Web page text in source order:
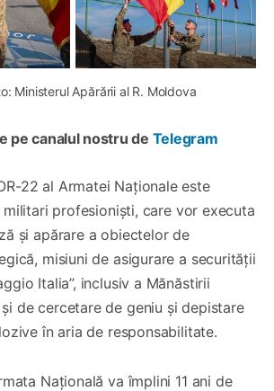
Ministerul Apărării al R. Moldova
pe canalul nostru de Telegram
22 al Armatei Naționale este
profesioniști, care vor executa
și apărare a obiectelor de
misiuni de asigurare a securității
Italia”, inclusiv a Mănăstirii
de cercetare de geniu şi depistare
în aria de responsabilitate.
Națională va împlini 11 ani de